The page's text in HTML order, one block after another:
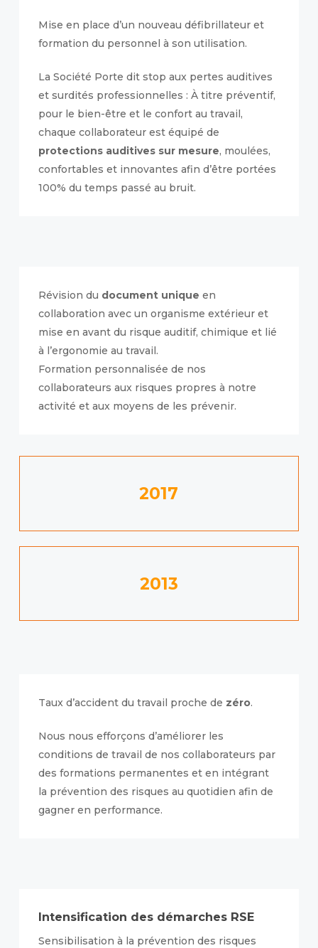
Mise en place d’un nouveau défibrillateur et
formation du personnel à son utilisation.
La Société Porte dit stop aux pertes auditives
et surdités professionnelles : À titre préventif,
pour le bien-être et le confort au travail,
chaque collaborateur est équipé de
protections auditives sur mesure, moulées,
confortables et innovantes afin d’être portées
100% du temps passé au bruit.
Révision du document unique en
collaboration avec un organisme extérieur et
mise en avant du risque auditif, chimique et lié
à l’ergonomie au travail.
Formation personnalisée de nos
collaborateurs aux risques propres à notre
activité et aux moyens de les prévenir.
2017
2013
Taux d’accident du travail proche de zéro.
Nous nous efforçons d’améliorer les
conditions de travail de nos collaborateurs par
des formations permanentes et en intégrant
la prévention des risques au quotidien afin de
gagner en performance.
Intensification des démarches RSE
Sensibilisation à la prévention des risques